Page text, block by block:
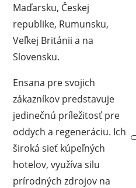
Maďarsku, Českej
republike, Rumunsku,
Veľkej Británii a na
Slovensku.
Ensana pre svojich
zákazníkov predstavuje
jedinečnú príležitosť pre
oddych a regeneráciu. Ich
široká sieť kúpeľných
hotelov, využíva silu
prírodných zdrojov na